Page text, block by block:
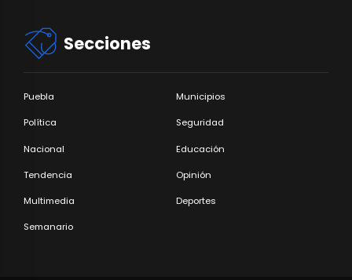
Secciones
Puebla Municipios
Política Seguridad
Nacional Educación
Tendencia Opinión
Multimedia Deportes
Semanario